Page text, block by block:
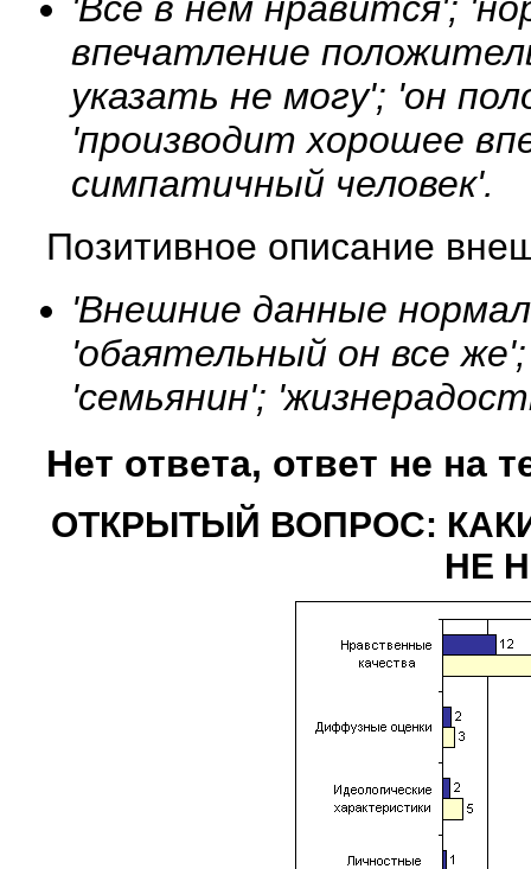
впечатление
указать не могу'; 'он
'производит хорошее
симпатичный человек'.
Позитивное описание
'Внешние данные
'обаятельный он все
'семьянин';
Нет ответа, ответ не на
ОТКРЫТЫЙ ВОПРОС:
НЕ